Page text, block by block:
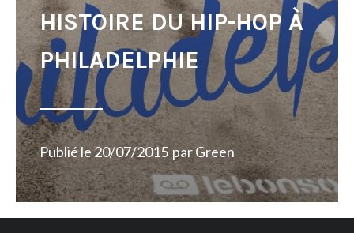
HISTOIRE DU HIP-HOP À
PHILADELPHIE
Publié le20/07/2015 parGreen